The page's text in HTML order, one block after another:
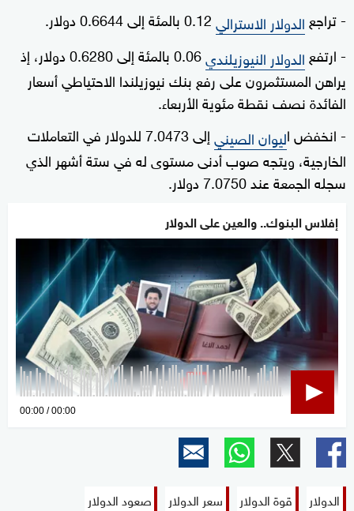
- تراجع الدولار الاسترالي
- ارتفع الدولار النيوزيلندي
0.06 بالمئة إلى 0.6280 دولار، إذ
يراهن المستثمرون على رفع بنك نيوزيلندا الاحتياطي أسعار
الفائدة نصف نقطة مئوية الأربعاء.
- انخفض اليوان الصيني
إلى 7.0473 للدولار في التعاملات
الخارجية، ويتجه صوب أدنى مستوى له في ستة أشهر الذي
سجله الجمعة عند 7.0750 دولار.
إفلاس البنوك.. والعين على الدولار
0
00:00 00:00
الدولار قوة الدولار سعر الدولار
صعود الدولار